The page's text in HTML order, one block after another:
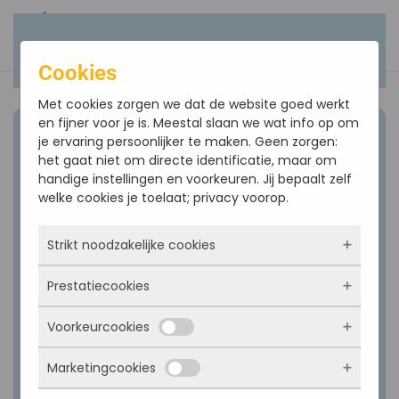
Noodnummers:
uitsluitend voor uitvaarten en ziekenzalving
06 - 10 85 69 45
Onze Lieve Vrouwekerk
06 - 42 79 37 36
Heilige Maria Hemelvaartkerk
06 - 10 85 69 45
Cookies
Met cookies zorgen we dat de website goed werkt
en fijner voor je is. Meestal slaan we wat info op om
je ervaring persoonlijker te maken. Geen zorgen:
het gaat niet om directe identificatie, maar om
handige instellingen en voorkeuren. Jij bepaalt zelf
welke cookies je toelaat; privacy voorop.
Strikt noodzakelijke cookies
Deze cookies zorgen ervoor dat de website
überhaupt werkt. Ze zijn dus altijd actief en
kunnen niet worden uitgezet. Meestal worden
ze alleen geplaatst als jij iets doet, zoals
inloggen, een formulier invullen of je
privacyvoorkeuren opslaan. Je kunt je browser
Prestatiecookies
Met deze cookies zien we hoe vaak onze site
bezocht wordt, waar bezoekers vandaan
komen en welke pagina’s populair zijn. Zo
kunnen we de website blijven verbeteren.
Voorkeurcookies
Deze cookies onthouden jouw voorkeuren.
Bijvoorbeeld taalkeuze of ingevulde gegevens.
Marketingcookies